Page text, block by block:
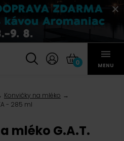
0 MENU
Konvičky na mléko
- 285 ml
mléko G.A.T.